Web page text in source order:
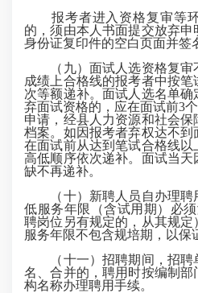
报考者进入资格复审等环
的，须由本人书面提交放弃
身份证复印件的空白页面并签
（九）面试人选资格复审
成绩上合格线的报考者中按
次等额递补。面试人选名单
弃面试资格的，应在面试前3
申请，经县人力资源和社会
档案。如因报考者弃权达不
在面试前从达到笔试合格线
高低顺序依次递补。面试当
缺不再递补。
（十）新聘人员自办理聘
低服务年限（含试用期）必
聘岗位另有规定的，从其规
服务年限不包含规培期，以保
（十一）招聘期间，招聘
名、合并的，聘用时按编制
构名称办理聘用手续。